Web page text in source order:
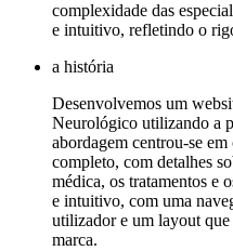
complexidade das
e intuitivo, refletindo o
a história
Desenvolvemos um
Neurológico utilizando a
abordagem centrou-se
completo, com detalhes
médica, os tratamentos e
e intuitivo, com uma
utilizador e um layout que
marca.